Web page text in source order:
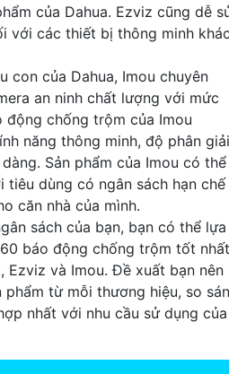
của Dahua. Ezviz cũng dễ
với các thiết bị thông minh
con của Dahua, Imou chuyên
an ninh chất lượng với mức
động chống trộm của Imou
năng thông minh, độ phân giải
Sản phẩm của Imou có
dùng có ngân sách hạn chế
căn nhà của mình.
sách của bạn, bạn có thể lựa
báo động chống trộm tốt nhất
Ezviz và Imou. Đề xuất bạn nên
từ mỗi thương hiệu, so
nhất với nhu cầu sử dụng của